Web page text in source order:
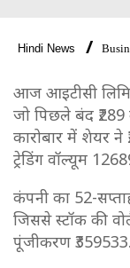
Hindi News
आज आइटीसी
जो पिछले बंद
कारोबार में शेयर
ट्रेडिंग वॉल्यूम
कंपनी का 52-
जिससे स्टॉक की
पूंजीकरण